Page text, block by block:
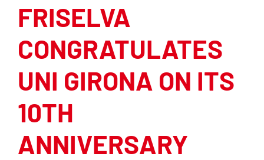
FRISELVA
CONGRATULATES
UNI GIRONA ON ITS
10TH
ANNIVERSARY